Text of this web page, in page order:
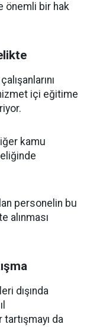
önemli bir hak
içi eğitime
kamu
personelin bu
alınması
dışında
da